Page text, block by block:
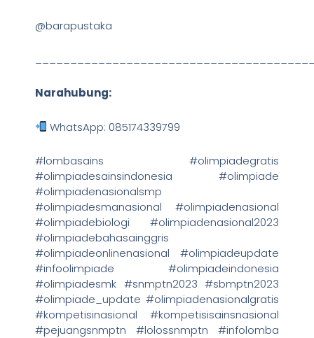
@barapustaka
Narahubung:
WhatsApp: 085174339799
#lombasains #olimpiadegratis
#olimpiadesainsindonesia #olimpiade
#olimpiadenasionalsmp
#olimpiadesmanasional #olimpiadenasional
#olimpiadebiologi #olimpiadenasional2023
#olimpiadebahasainggris
#olimpiadeonlinenasional #olimpiadeupdate
#infoolimpiade #olimpiadeindonesia
#olimpiadesmk #snmptn2023 #sbmptn2023
#olimpiade_update #olimpiadenasionalgratis
#kompetisinasional #kompetisisainsnasional
#pejuangsnmptn #lolossnmptn #infolomba